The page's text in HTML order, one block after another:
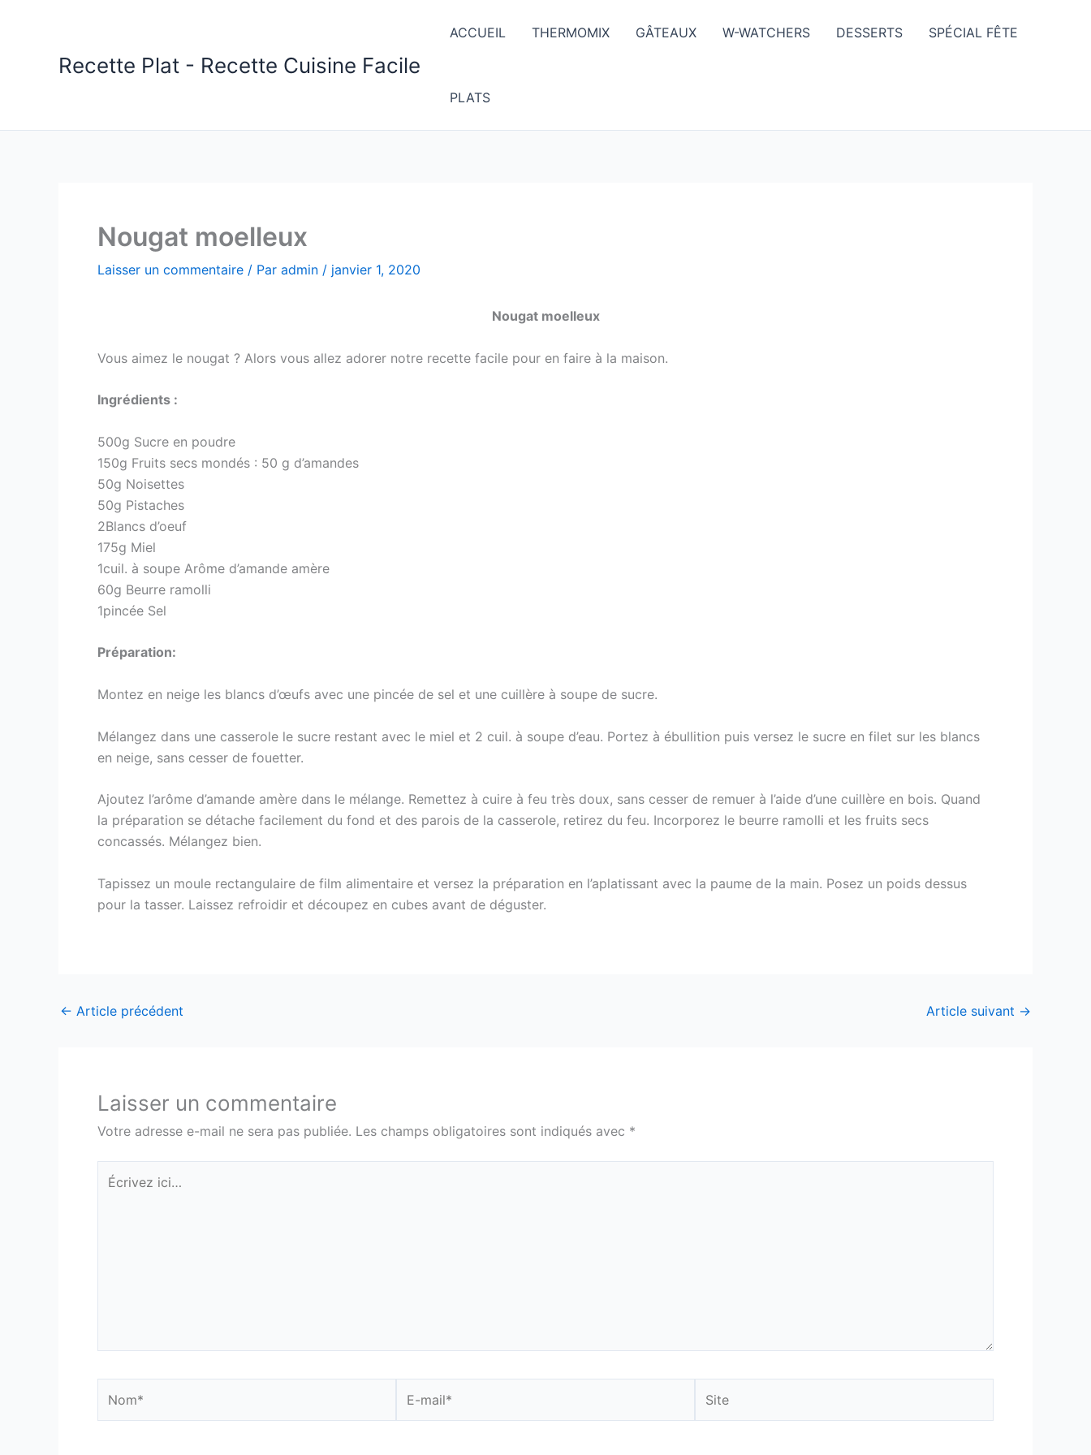
Recette Plat - Recette Cuisine Facile
ACCUEIL THERMOMIX GÂTEAUX W-WATCHERS DESSERTS SPÉCIAL FÊTE
PLATS
Nougat moelleux
Laisser un commentaire / Par admin / janvier 1, 2020
Nougat moelleux
Vous aimez le nougat ? Alors vous allez adorer notre recette facile pour en faire à la maison.
Ingrédients :
500g Sucre en poudre
150g Fruits secs mondés : 50 g d’amandes
50g Noisettes
50g Pistaches
2Blancs d’oeuf
175g Miel
1cuil. à soupe Arôme d’amande amère
60g Beurre ramolli
1pincée Sel
Préparation:
Montez en neige les blancs d’œufs avec une pincée de sel et une cuillère à soupe de sucre.
Mélangez dans une casserole le sucre restant avec le miel et 2 cuil. à soupe d’eau. Portez à ébullition puis versez le sucre en filet sur les blancs
en neige, sans cesser de fouetter.
Ajoutez l’arôme d’amande amère dans le mélange. Remettez à cuire à feu très doux, sans cesser de remuer à l’aide d’une cuillère en bois. Quand
la préparation se détache facilement du fond et des parois de la casserole, retirez du feu. Incorporez le beurre ramolli et les fruits secs
concassés. Mélangez bien.
Tapissez un moule rectangulaire de film alimentaire et versez la préparation en l’aplatissant avec la paume de la main. Posez un poids dessus
pour la tasser. Laissez refroidir et découpez en cubes avant de déguster.
← Article précédent Article suivant →
Laisser un commentaire
Votre adresse e-mail ne sera pas publiée. Les champs obligatoires sont indiqués avec *
Écrivez
ici…
mail*